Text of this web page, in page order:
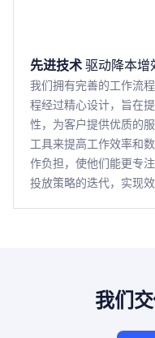
先进技术驱动降本增
我们拥有完善的工作流
程经过精心设计，旨在
性，为客户提供优质的
工具来提高工作效率和
作负担，使他们能更专
投放策略的迭代，实现效
我们